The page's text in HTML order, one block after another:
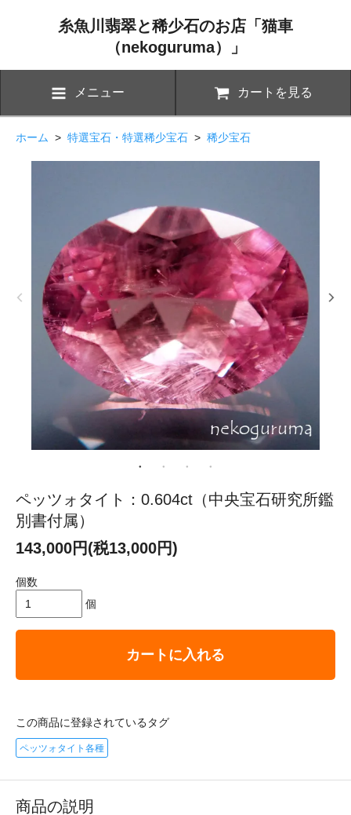
糸魚川翡翠と稀少石のお店「猫車
（nekoguruma）」
メニュー カートを見る
ホーム > 特選宝石・特選稀少宝石 > 稀少宝石
ペッツォタイト：0.604ct（中央宝石研究所鑑
別書付属）
143,000円(税13,000円)
個数
個
カートに入れる
この商品に登録されているタグ
ペッツォタイト各種
商品の説明